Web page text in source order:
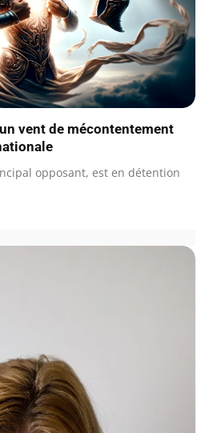
vent de mécontentement
opposant, est en détention